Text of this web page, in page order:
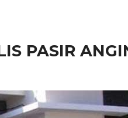
PASIR